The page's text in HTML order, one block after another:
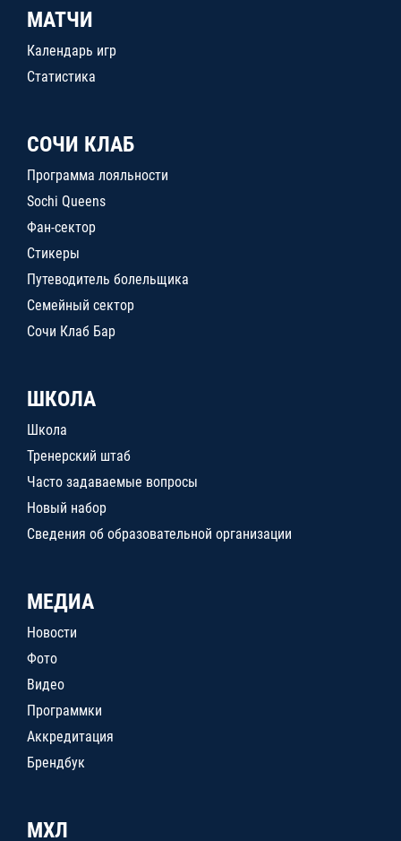
МАТЧИ
Календарь игр
Статистика
СОЧИ КЛАБ
Программа лояльности
Sochi Queens
Фан-сектор
Стикеры
Путеводитель болельщика
Семейный сектор
Сочи Клаб Бар
ШКОЛА
Школа
Тренерский штаб
Часто задаваемые вопросы
Новый набор
Сведения об образовательной организации
МЕДИА
Новости
Фото
Видео
Программки
Аккредитация
Брендбук
МХЛ